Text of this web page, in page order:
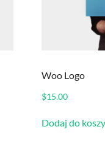
Woo Logo
$15.00
Dodaj do